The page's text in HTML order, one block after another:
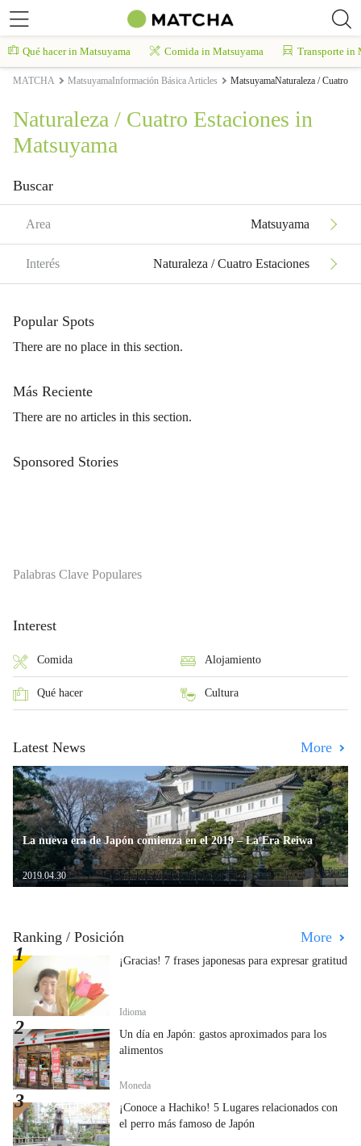
Qué hacer in Matsuyama Comida in Matsuyama Transporte in
MATCHA MatsuyamaInformación Básica Articles MatsuyamaNaturaleza / Cuatro
Naturaleza / Cuatro Estaciones in
Matsuyama
Buscar
Area Matsuyama
Interés Naturaleza / Cuatro Estaciones
Popular Spots
There are no place in this section.
Más Reciente
There are no articles in this section.
Sponsored Stories
Palabras Clave Populares
Interest
Comida Alojamiento
Qué hacer Cultura
Latest News More
La nueva era de Japón comienza en el 2019 – La Era Reiwa
2019.04.30
Ranking / Posición More
¡Gracias! 7 frases japonesas para expresar gratitud
Idioma
Un día en Japón: gastos aproximados para los
alimentos
Moneda
¡Conoce a Hachiko! 5 Lugares relacionados con
el perro más famoso de Japón